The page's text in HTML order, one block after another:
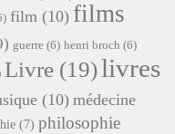
film (10) films
guerre (6) henri broch (6)
Livre (19)livres
(10) médecine
(7) philosophie